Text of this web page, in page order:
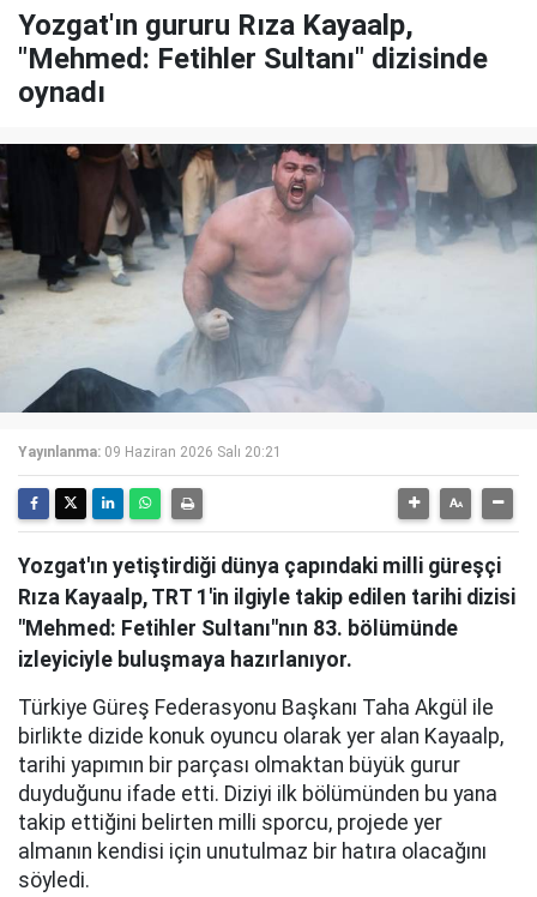
Yozgat'ın gururu Rıza Kayaalp,
"Mehmed: Fetihler Sultanı" dizisinde
oynadı
Yayınlanma: 09 Haziran 2026 Salı 20:21
Yozgat'ın yetiştirdiği dünya çapındaki milli güreşçi
Rıza Kayaalp, TRT 1'in ilgiyle takip edilen tarihi dizisi
"Mehmed: Fetihler Sultanı"nın 83. bölümünde
izleyiciyle buluşmaya hazırlanıyor.
Türkiye Güreş Federasyonu Başkanı Taha Akgül ile
birlikte dizide konuk oyuncu olarak yer alan Kayaalp,
tarihi yapımın bir parçası olmaktan büyük gurur
duyduğunu ifade etti. Diziyi ilk bölümünden bu yana
takip ettiğini belirten milli sporcu, projede yer
almanın kendisi için unutulmaz bir hatıra olacağını
söyledi.